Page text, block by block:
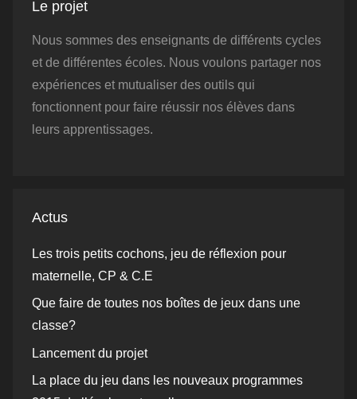
Le projet
Nous sommes des enseignants de différents cycles
et de différentes écoles. Nous voulons partager nos
expériences et mutualiser des outils qui
fonctionnent pour faire réussir nos élèves dans
leurs apprentissages.
Actus
Les trois petits cochons, jeu de réflexion pour
maternelle, CP & C.E
Que faire de toutes nos boîtes de jeux dans une
classe?
Lancement du projet
La place du jeu dans les nouveaux programmes